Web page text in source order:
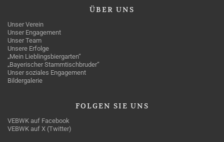
ÜBER UNS
Unser Verein
Unser Engagement
Unser Team
Unsere Erfolge
„Mein Lieblingsbiergarten“
„Bayerischer Stammtischbruder“
Unser soziales Engagement
Bildergalerie
FOLGEN SIE UNS
VEBWK auf Facebook
VEBWK auf X (Twitter)